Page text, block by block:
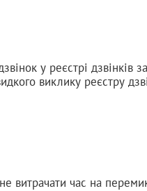
у реєстрі дзвінків за
виклику реєстру
витрачати час на